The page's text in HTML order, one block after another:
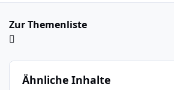
Zur Themenliste
Ähnliche Inhalte